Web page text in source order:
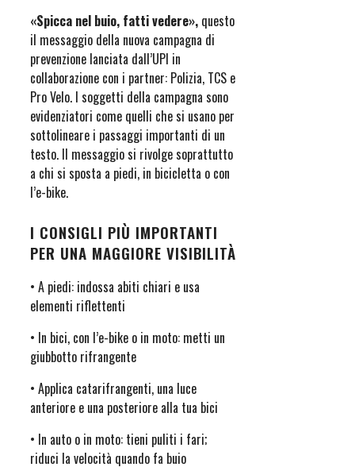
«Spicca nel buio, fatti vedere», questo
il messaggio della nuova campagna di
prevenzione lanciata dall’UPI in
collaborazione con i partner: Polizia, TCS e
Pro Velo. I soggetti della campagna sono
evidenziatori come quelli che si usano per
sottolineare i passaggi importanti di un
testo. Il messaggio si rivolge soprattutto
a chi si sposta a piedi, in bicicletta o con
l’e-bike.
I CONSIGLI PIÙ IMPORTANTI
PER UNA MAGGIORE VISIBILITÀ
• A piedi: indossa abiti chiari e usa
elementi riflettenti
• In bici, con l’e-bike o in moto: metti un
giubbotto rifrangente
• Applica catarifrangenti, una luce
anteriore e una posteriore alla tua bici
• In auto o in moto: tieni puliti i fari;
riduci la velocità quando fa buio